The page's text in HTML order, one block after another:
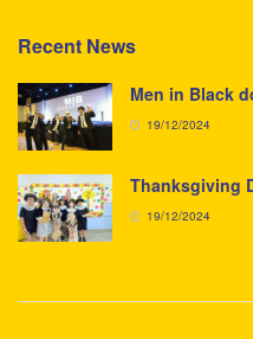
Recent News
Men in Black
19/12/2024
Thanksgiving
19/12/2024